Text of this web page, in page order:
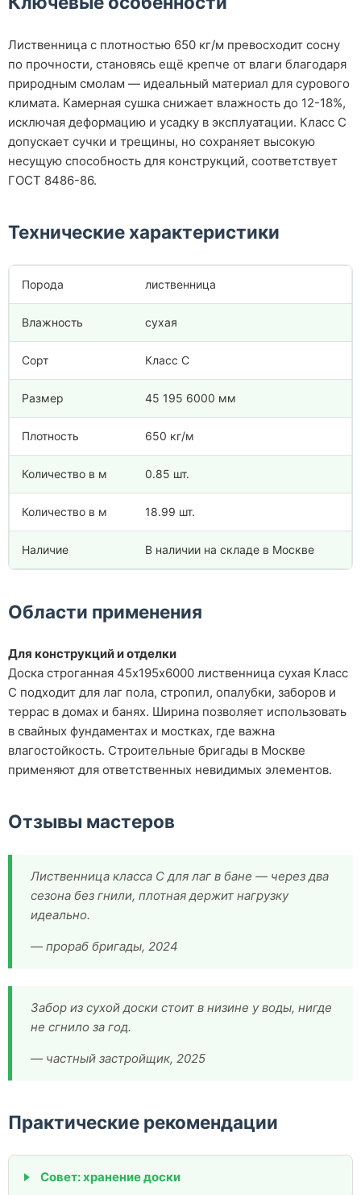
Лиственница с плотностью 650 кг/м превосходит сосну
по прочности, становясь ещё крепче от влаги благодаря
природным смолам — идеальный материал для сурового
климата. Камерная сушка снижает влажность до 12-18%,
исключая деформацию и усадку в эксплуатации. Класс С
допускает сучки и трещины, но сохраняет высокую
несущую способность для конструкций, соответствует
ГОСТ 8486-86.
Технические характеристики
Порода лиственница
Влажность сухая
Сорт Класс С
Размер 45 195 6000 мм
Плотность 650 кг/м
Количество в м 0.85 шт.
Количество в м 18.99 шт.
Наличие В наличии на складе в Москве
Области применения
Для конструкций и отделки
Доска строганная 45х195х6000 лиственница сухая Класс
С подходит для лаг пола, стропил, опалубки, заборов и
террас в домах и банях. Ширина позволяет использовать
в свайных фундаментах и мостках, где важна
влагостойкость. Строительные бригады в Москве
применяют для ответственных невидимых элементов.
Отзывы мастеров
Лиственница класса С для лаг в бане — через два
сезона без гнили, плотная держит нагрузку
идеально.
— прораб бригады, 2024
Забор из сухой доски стоит в низине у воды, нигде
не сгнило за год.
— частный застройщик, 2025
Практические рекомендации
Совет: хранение доски